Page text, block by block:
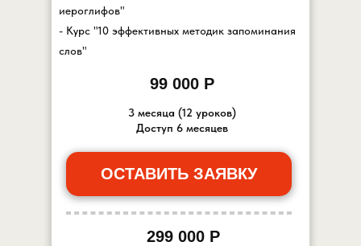
иероглифов"
- Курс "10 эффективных методик запоминания
слов"
ОСТАВИТЬ ЗАЯВКУ
99 000 Р
3 месяца (12 уроков)
Доступ 6 месяцев
299 000 Р